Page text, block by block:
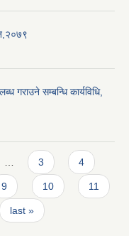
गराउने सम्बन्धि कार्यविधि,
3 4
9 10 11
last »